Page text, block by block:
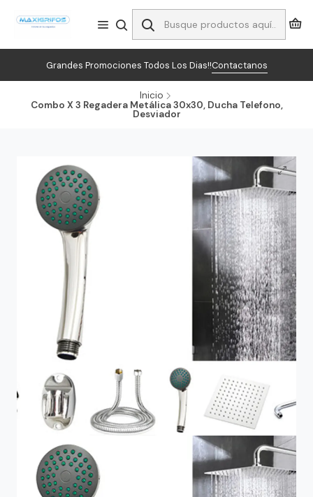
Grandes Promociones Todos Los Dias!!Contactanos
Inicio
Combo X 3 Regadera Metálica 30x30, Ducha Telefono,
Desviador